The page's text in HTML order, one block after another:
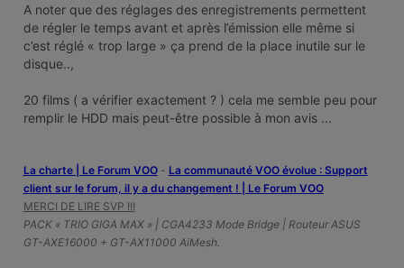
A noter que des réglages des enregistrements permettent
de régler le temps avant et après l’émission elle même si
c’est réglé « trop large » ça prend de la place inutile sur le
disque..,
20 films ( a vérifier exactement ? ) cela me semble peu pour
remplir le HDD mais peut-être possible à mon avis ...
La charte | Le Forum VOO- ‎La communauté VOO évolue : Support
client sur le forum, il y a du changement ! | Le Forum VOO
MERCI DE LIRE SVP !!!
PACK « TRIO GIGA MAX » | CGA4233 Mode Bridge | Routeur ASUS
GT-AXE16000 + GT-AX11000 AiMesh.